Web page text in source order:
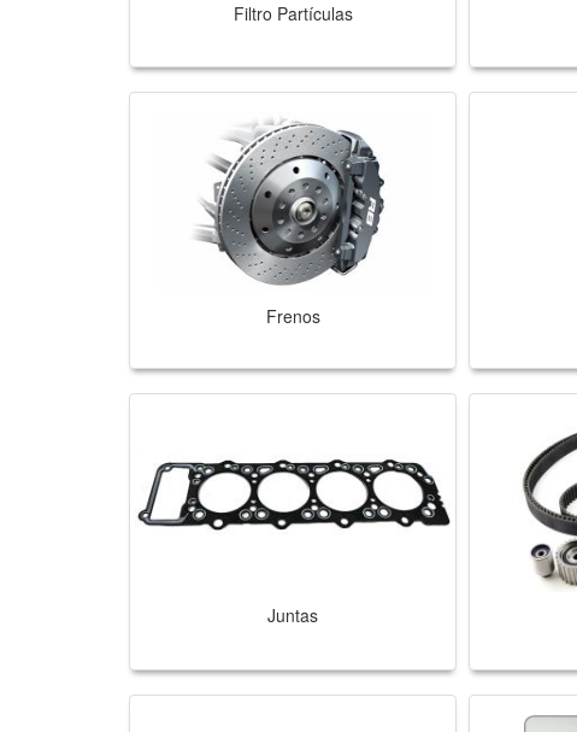
Filtro Partículas
Frenos
Juntas